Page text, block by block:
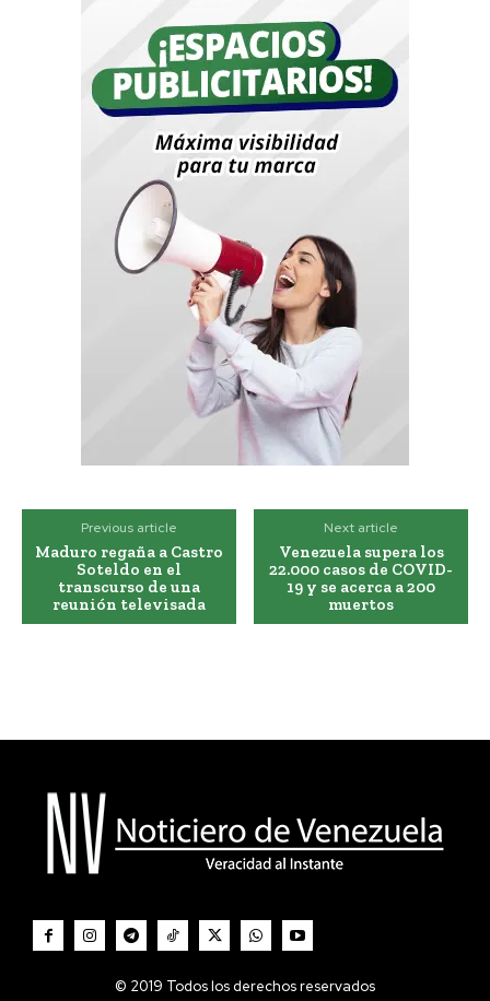
Previous article
Maduro regaña a Castro
Soteldo en el
transcurso de una
reunión televisada
Next article
Venezuela supera los
22.000 casos de COVID-
19 y se acerca a 200
muertos
© 2019 Todos los derechos reservados